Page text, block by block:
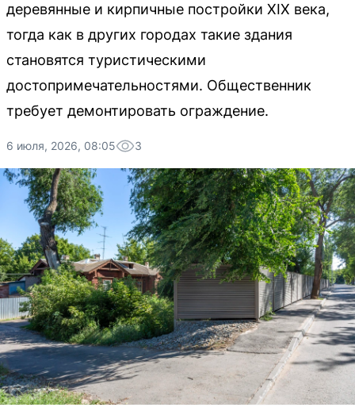
деревянные и кирпичные постройки XIX века,
тогда как в других городах такие здания
становятся туристическими
достопримечательностями. Общественник
требует демонтировать ограждение.
6 июля, 2026, 08:05 3